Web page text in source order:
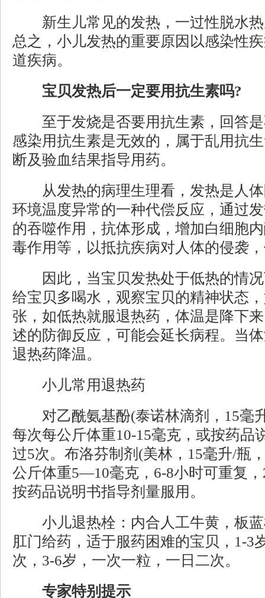
新生儿常见的发热，一过性脱水热
总之，小儿发热的重要原因以感染性
道疾病。
宝贝发热后一定要用抗生素吗?
至于发烧是否要用抗生素，回答是
感染用抗生素是无效的，属于乱用抗
断及验血结果指导用药。
从发热的病理生理看，发热是人体
环境温度异常的一种代偿反应，通过
的吞噬作用，抗体形成，增加白细胞
毒作用等，以抵抗疾病对人体的侵袭
因此，当宝贝发热处于低热的情况
给宝贝多喝水，观察宝贝的精神状态
张，如低热就服退热药，体温是降下
述的防御反应，可能会延长病程。当
退热药降温。
小儿常用退热药
对乙酰氨基酚(泰诺林滴剂，15毫
每次每公斤体重10-15毫克，或按药品
过5次。布洛芬制剂(美林，15毫升/瓶
公斤体重5—10毫克，6-8小时可重复
按药品说明书指导剂量服用。
小儿退热栓：内合人工牛黄，板蓝
肛门给药，适于服药困难的宝贝，1-3
次，3-6岁，一次一粒，一日二次。
专家特别提示